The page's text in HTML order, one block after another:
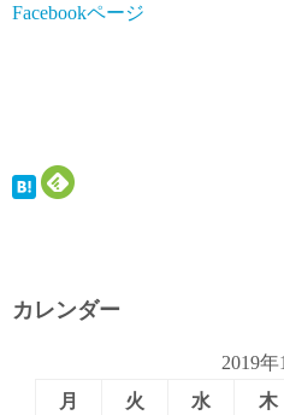
Facebookページ
カレンダー
2019年
月
火 水 木